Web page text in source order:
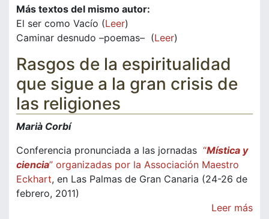
Más textos del mismo autor:
El ser como Vacío (Leer)
Caminar desnudo –poemas– (Leer)
Rasgos de la espiritualidad
que sigue a la gran crisis de
las religiones
Marià Corbí
Conferencia pronunciada a las jornadas “Mística y
ciencia” organizadas por la Associación Maestro
Eckhart, en Las Palmas de Gran Canaria (24-26 de
febrero, 2011)
Leer más